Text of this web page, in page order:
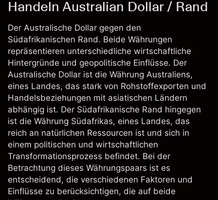
Handeln Australian Dollar / Rand
Der Australische Dollar gegen den
Südafrikanischen Rand. Beide Währungen
repräsentieren unterschiedliche wirtschaftliche
Hintergründe und geopolitische Einflüsse. Der
Australische Dollar ist die Währung Australiens,
eines Landes, das stark von Rohstoffexporten und
Handelsbeziehungen mit asiatischen Ländern
abhängig ist. Der Südafrikanische Rand hingegen
ist die Währung Südafrikas, eines Landes, das
reich an natürlichen Ressourcen ist und sich in
einem politischen und wirtschaftlichen
Transformationsprozess befindet. Bei der
Betrachtung dieses Währungspaars ist es
entscheidend, die verschiedenen Faktoren und
Einflüsse zu berücksichtigen, die auf beide